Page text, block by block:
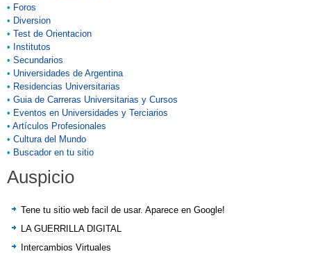
• Foros
• Diversion
• Test de Orientacion
• Institutos
• Secundarios
• Universidades de Argentina
• Residencias Universitarias
• Guia de Carreras Universitarias y Cursos
• Eventos en Universidades y Terciarios
• Artículos Profesionales
• Cultura del Mundo
• Buscador en tu sitio
Auspicio
Tene tu sitio web facil de usar. Aparece en Google!
LA GUERRILLA DIGITAL
Intercambios Virtuales